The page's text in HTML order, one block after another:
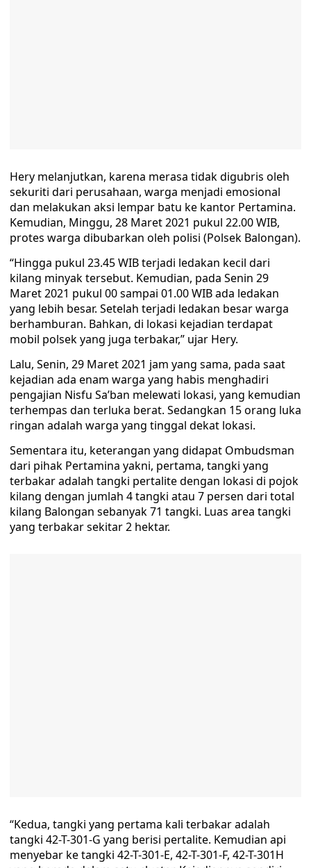
Hery melanjutkan, karena merasa tidak digubris oleh
sekuriti dari perusahaan, warga menjadi emosional
dan melakukan aksi lempar batu ke kantor Pertamina.
Kemudian, Minggu, 28 Maret 2021 pukul 22.00 WIB,
protes warga dibubarkan oleh polisi (Polsek Balongan).
“Hingga pukul 23.45 WIB terjadi ledakan kecil dari
kilang minyak tersebut. Kemudian, pada Senin 29
Maret 2021 pukul 00 sampai 01.00 WIB ada ledakan
yang lebih besar. Setelah terjadi ledakan besar warga
berhamburan. Bahkan, di lokasi kejadian terdapat
mobil polsek yang juga terbakar,” ujar Hery.
Lalu, Senin, 29 Maret 2021 jam yang sama, pada saat
kejadian ada enam warga yang habis menghadiri
pengajian Nisfu Sa’ban melewati lokasi, yang kemudian
terhempas dan terluka berat. Sedangkan 15 orang luka
ringan adalah warga yang tinggal dekat lokasi.
Sementara itu, keterangan yang didapat Ombudsman
dari pihak Pertamina yakni, pertama, tangki yang
terbakar adalah tangki pertalite dengan lokasi di pojok
kilang dengan jumlah 4 tangki atau 7 persen dari total
kilang Balongan sebanyak 71 tangki. Luas area tangki
yang terbakar sekitar 2 hektar.
“Kedua, tangki yang pertama kali terbakar adalah
tangki 42-T-301-G yang berisi pertalite. Kemudian api
menyebar ke tangki 42-T-301-E, 42-T-301-F, 42-T-301H